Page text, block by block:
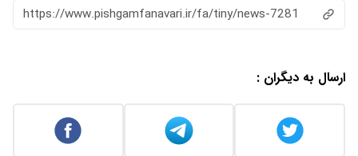
https://www.pishgamfanavari.ir/fa/tiny/news-7281
ارسال به دیگران :